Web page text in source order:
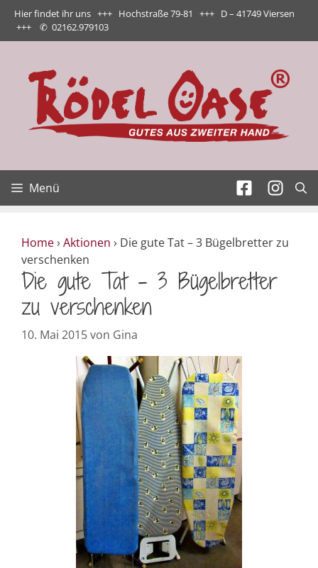
Zum
Inhalt
springen
Hier findet ihr uns +++ Hochstraße 79-81 +++ D – 41749 Viersen
+++ ✆ 02162.979103
Menü
Home› Aktionen › Die gute Tat – 3 Bügelbretter zu
verschenken
Die gute Tat – 3 Bügelbretter
zu verschenken
10. Mai 2015von Gina